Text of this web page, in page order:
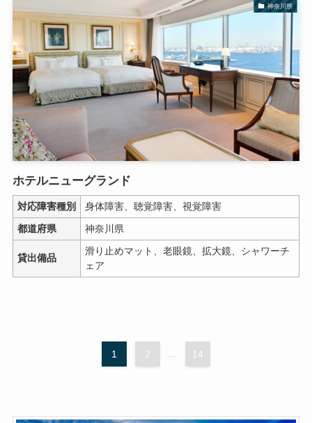
神奈川県
ホテルニューグランド
対応障害種別
身体障害、聴覚障害、視覚障害
都道府県
神奈川県
貸出備品
滑り止めマット、老眼鏡、拡大鏡、シャワーチ
ェア
1 2 ... 14